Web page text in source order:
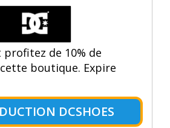
profitez de 10% de
boutique. Expire
DCSHOES